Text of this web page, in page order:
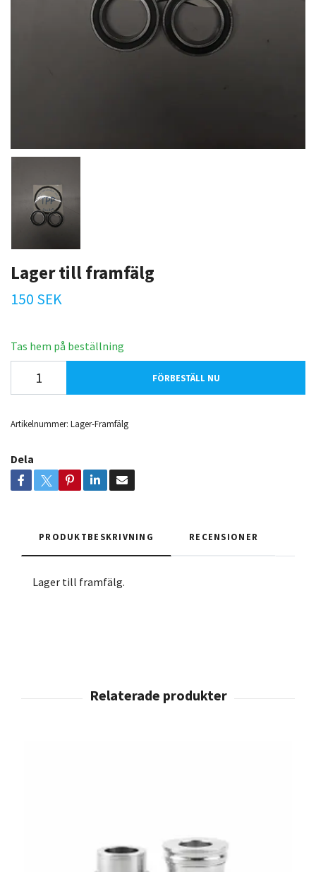
Lager till framfälg
150 SEK
Tas hem på beställning
FÖRBESTÄLL NU
Artikelnummer: Lager-Framfälg
Dela
PRODUKTBESKRIVNING RECENSIONER
Lager till framfälg.